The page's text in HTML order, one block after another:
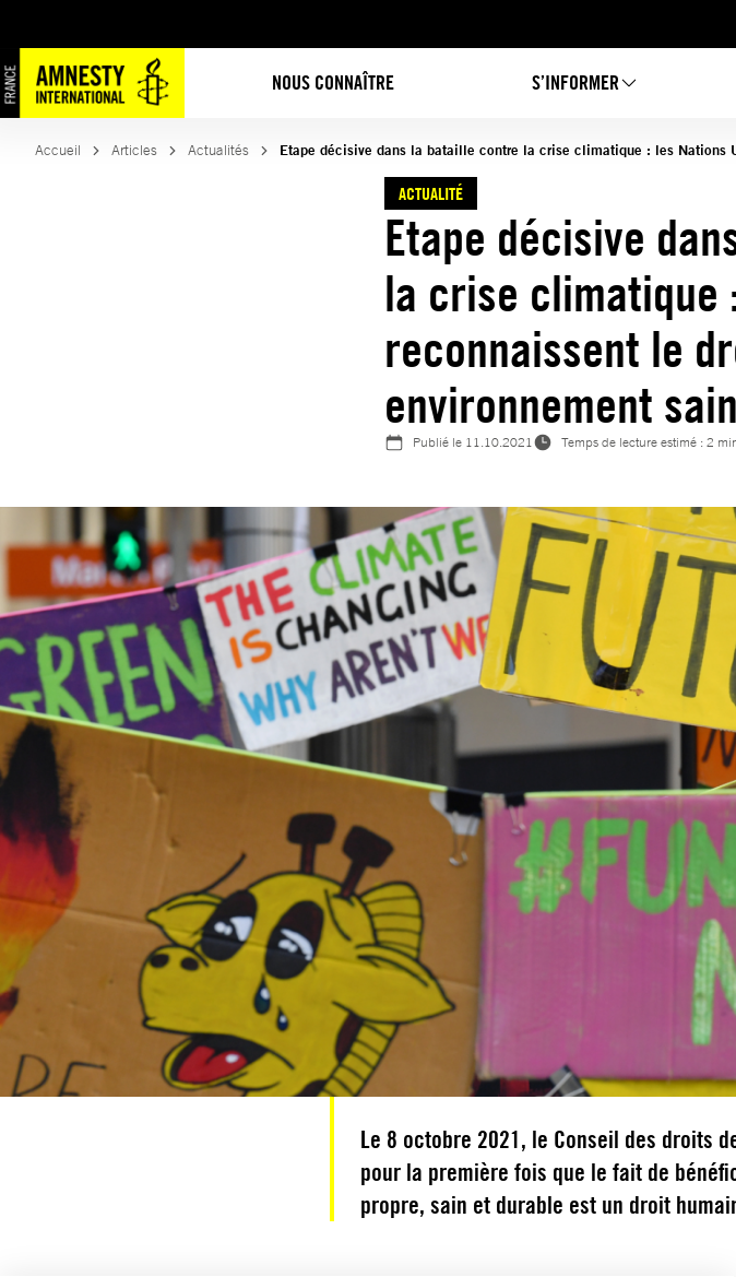
NOUS CONNAÎTRE S’INFORMER
au
contenu
Accueil Articles Actualités Etape décisive dans la bataille contre la crise climatique : les Nations
ACTUALITÉ
Etape décisive
la crise climatique
reconnaissent le
environnement sain
Publié le 11.10.2021 Temps de lecture estimé : 2
Le 8 octobre 2021, le Conseil des droits
pour la première fois que le fait de
propre, sain et durable est un droit